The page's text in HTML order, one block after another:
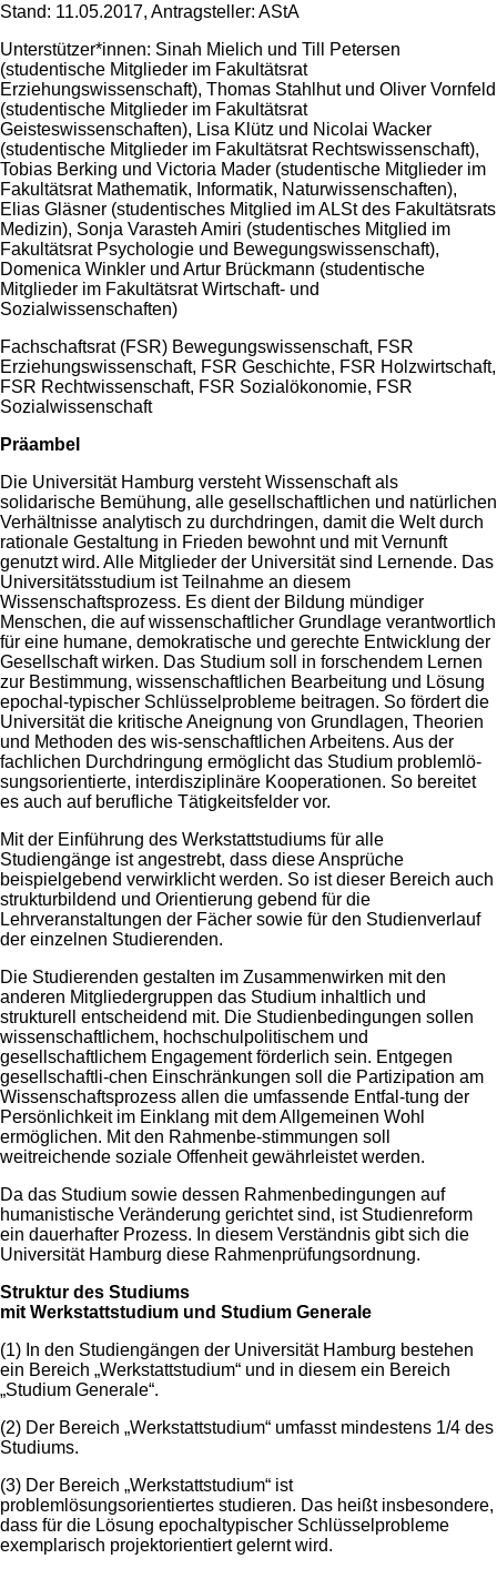
Stand: 11.05.2017, Antragsteller: AStA
Unterstützer*innen: Sinah Mielich und Till Petersen
(studentische Mitglieder im Fakultätsrat
Erziehungswissenschaft), Thomas Stahlhut und Oliver Vornfeld
(studentische Mitglieder im Fakultätsrat
Geisteswissenschaften), Lisa Klütz und Nicolai Wacker
(studentische Mitglieder im Fakultätsrat Rechtswissenschaft),
Tobias Berking und Victoria Mader (studentische Mitglieder im
Fakultätsrat Mathematik, Informatik, Naturwissenschaften),
Elias Gläsner (studentisches Mitglied im ALSt des Fakultätsrats
Medizin), Sonja Varasteh Amiri (studentisches Mitglied im
Fakultätsrat Psychologie und Bewegungswissenschaft),
Domenica Winkler und Artur Brückmann (studentische
Mitglieder im Fakultätsrat Wirtschaft- und
Sozialwissenschaften)
Fachschaftsrat (FSR) Bewegungswissenschaft, FSR
Erziehungswissenschaft, FSR Geschichte, FSR Holzwirtschaft,
FSR Rechtwissenschaft, FSR Sozialökonomie, FSR
Sozialwissenschaft
Präambel
Die Universität Hamburg versteht Wissenschaft als
solidarische Bemühung, alle gesellschaftlichen und natürlichen
Verhältnisse analytisch zu durchdringen, damit die Welt durch
rationale Gestaltung in Frieden bewohnt und mit Vernunft
genutzt wird. Alle Mitglieder der Universität sind Lernende. Das
Universitätsstudium ist Teilnahme an diesem
Wissenschaftsprozess. Es dient der Bildung mündiger
Menschen, die auf wissenschaftlicher Grundlage verantwortlich
für eine humane, demokratische und gerechte Entwicklung der
Gesellschaft wirken. Das Studium soll in forschendem Lernen
zur Bestimmung, wissenschaftlichen Bearbeitung und Lösung
epochal-typischer Schlüsselprobleme beitragen. So fördert die
Universität die kritische Aneignung von Grundlagen, Theorien
und Methoden des wis-senschaftlichen Arbeitens. Aus der
fachlichen Durchdringung ermöglicht das Studium problemlö-
sungsorientierte, interdisziplinäre Kooperationen. So bereitet
es auch auf berufliche Tätigkeitsfelder vor.
Mit der Einführung des Werkstattstudiums für alle
Studiengänge ist angestrebt, dass diese Ansprüche
beispielgebend verwirklicht werden. So ist dieser Bereich auch
strukturbildend und Orientierung gebend für die
Lehrveranstaltungen der Fächer sowie für den Studienverlauf
der einzelnen Studierenden.
Die Studierenden gestalten im Zusammenwirken mit den
anderen Mitgliedergruppen das Studium inhaltlich und
strukturell entscheidend mit. Die Studienbedingungen sollen
wissenschaftlichem, hochschulpolitischem und
gesellschaftlichem Engagement förderlich sein. Entgegen
gesellschaftli-chen Einschränkungen soll die Partizipation am
Wissenschaftsprozess allen die umfassende Entfal-tung der
Persönlichkeit im Einklang mit dem Allgemeinen Wohl
ermöglichen. Mit den Rahmenbe-stimmungen soll
weitreichende soziale Offenheit gewährleistet werden.
Da das Studium sowie dessen Rahmenbedingungen auf
humanistische Veränderung gerichtet sind, ist Studienreform
ein dauerhafter Prozess. In diesem Verständnis gibt sich die
Universität Hamburg diese Rahmenprüfungsordnung.
Struktur des Studiums
mit Werkstattstudium und Studium Generale
(1) In den Studiengängen der Universität Hamburg bestehen
ein Bereich „Werkstattstudium“ und in diesem ein Bereich
„Studium Generale“.
(2) Der Bereich „Werkstattstudium“ umfasst mindestens 1/4 des
Studiums.
(3) Der Bereich „Werkstattstudium“ ist
problemlösungsorientiertes studieren. Das heißt insbesondere,
dass für die Lösung epochaltypischer Schlüsselprobleme
exemplarisch projektorientiert gelernt wird.